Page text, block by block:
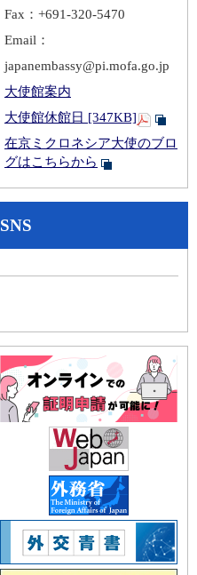
Fax：+691-320-5470
Email：
japanembassy@pi.mofa.go.jp
大使館案内
大使館休館日 [347KB]
在京ミクロネシア大使のブロ
グはこちらから
SNS